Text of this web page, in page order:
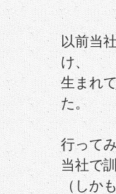
以前当
け、
生まれ
た。
行って
当社で
（しか